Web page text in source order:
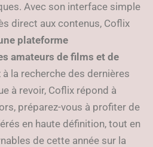
Avec son interface simple
direct aux contenus, Coflix
plateforme
amateurs de films et de
à la recherche des dernières
à revoir, Coflix répond à
préparez-vous à profiter de
en haute définition, tout en
de cette année sur la